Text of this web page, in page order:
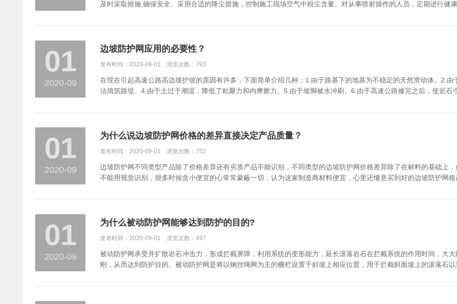
及时采取措施,确保安全。采用合适的降尘措施，控制施工现场空气中粉尘含量。对从事喷射操作的人员，定期进行健
装 锚杆安装：锚杆孔清理完毕后采用MZ-30锚杆注浆机灌注砂浆，人工安装钢丝绳锚杆或地脚螺栓锚杆。基座安装：
法，支撑绳安装完后严格按照施工图纸进行调试，使其准确定位。 (6)环形型网的铺挂与连接：环形型网采用人工铺挂
格珊的铺挂：格珊采用人工铺挂的施工方法
01
2020-09
边坡防护网应用的必要性？
发布时间：2020-09-01 浏览次数：793
在现在引起高速公路高边坡护坡的原因有许多，下面简单介绍几种：1.由于路基下的地基为不稳定的天然滑动体。2.
法填筑路堤。4.由于土过于潮湿，降低了粘聚力和内摩擦力。5.由于坡脚被水冲刷。6.由于高速公路修完之后，使岩石
01
2020-09
为什么说边坡防护网价格的差异直接决定产品质量？
发布时间：2020-09-01 浏览次数：752
边坡防护网不同类型产品除了价格差异还有劣质产品不能识别，不同类型的边坡防护网价格差异除了在材料的基础上
不能用视觉识别，很多时候贪小便宜的心常常蒙蔽一切，认为这家制造商材料便宜，心里还惬意买到好的边坡防护网
01
2020-09
为什么被动防护网能够达到防护的目的?
发布时间：2020-09-01 浏览次数：497
被动防护网承受并扩散岩石冲击力，形成拦截屏障，利用系统的变形能力，延长滚落岩石在拦截系统的作用时间，大
刚，从而达到防护目的。被动防护网是将以钢丝绳网为主的栅栏设置于斜坡上相应位置，用于拦截斜面坡上的滚落石